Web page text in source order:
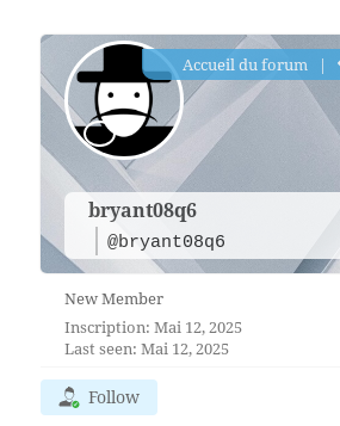
bryant08q6
@bryant08q6
Accueil du forum |
New Member
Inscription: Mai 12, 2025
Last seen: Mai 12, 2025
Follow